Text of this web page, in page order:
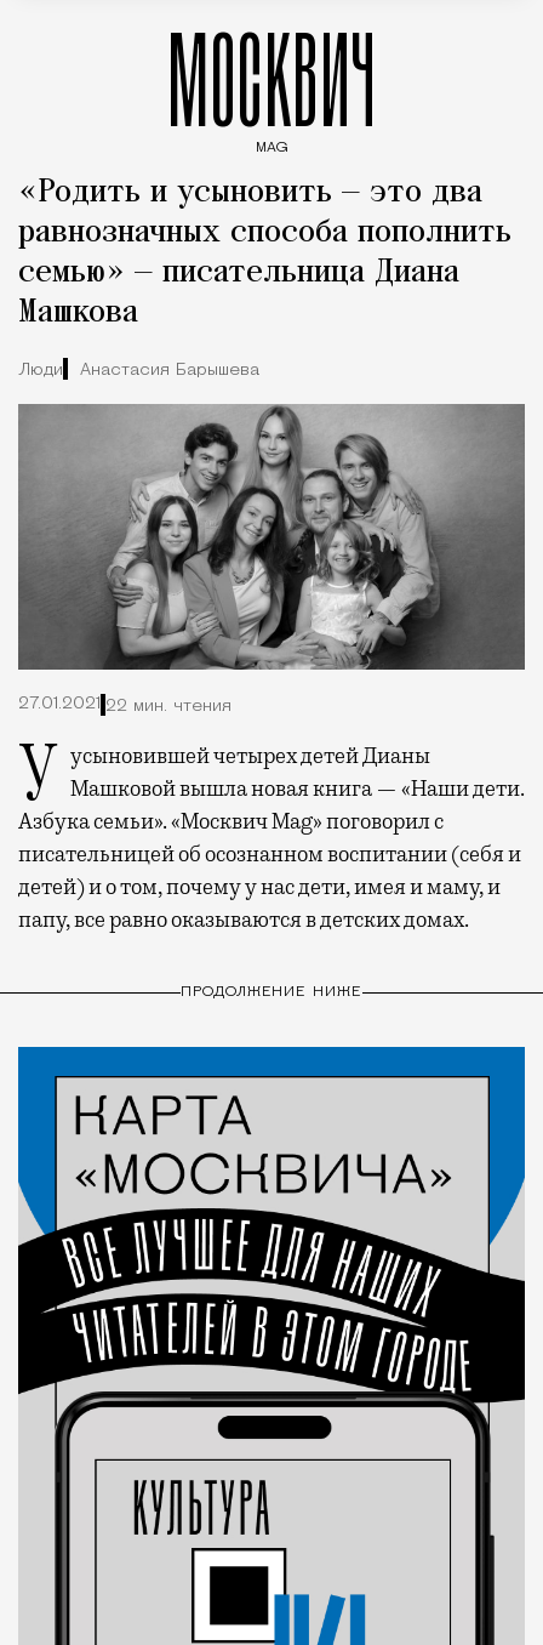
МОСКВИЧ
MAG
«Родить и усыновить — это два
равнозначных способа пополнить
семью» — писательница Диана
Машкова
Люди Анастасия Барышева
27.01.2021 22 мин. чтения
У усыновившей четырех детей Дианы
Машковой вышла новая книга — «Наши дети.
Азбука семьи». «Москвич Mag» поговорил с
писательницей об осознанном воспитании (себя и
детей) и о том, почему у нас дети, имея и маму, и
папу, все равно оказываются в детских домах.
ПРОДОЛЖЕНИЕ НИЖЕ